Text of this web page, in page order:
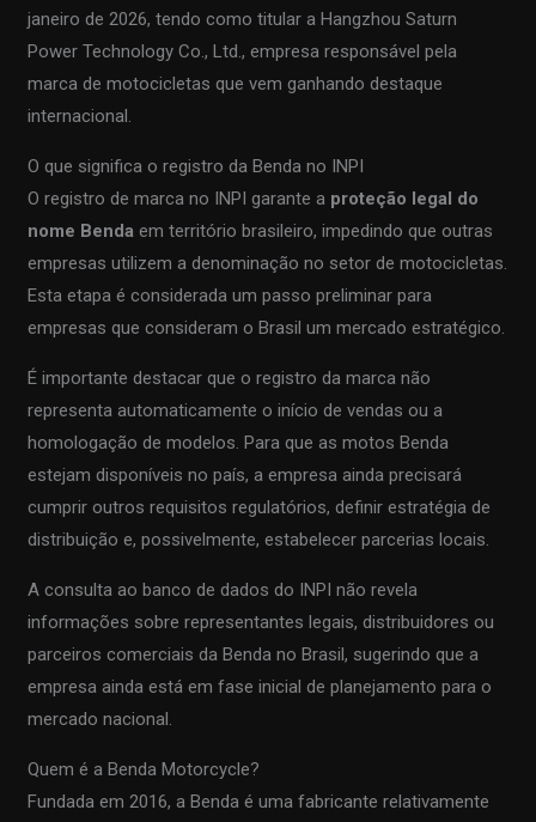
janeiro de 2026, tendo como titular a Hangzhou Saturn
Power Technology Co., Ltd., empresa responsável pela
marca de motocicletas que vem ganhando destaque
internacional.
O que significa o registro da Benda no INPI
O registro de marca no INPI garante a proteção legal do
nome Benda em território brasileiro, impedindo que outras
empresas utilizem a denominação no setor de motocicletas.
Esta etapa é considerada um passo preliminar para
empresas que consideram o Brasil um mercado estratégico.
É importante destacar que o registro da marca não
representa automaticamente o início de vendas ou a
homologação de modelos. Para que as motos Benda
estejam disponíveis no país, a empresa ainda precisará
cumprir outros requisitos regulatórios, definir estratégia de
distribuição e, possivelmente, estabelecer parcerias locais.
A consulta ao banco de dados do INPI não revela
informações sobre representantes legais, distribuidores ou
parceiros comerciais da Benda no Brasil, sugerindo que a
empresa ainda está em fase inicial de planejamento para o
mercado nacional.
Quem é a Benda Motorcycle?
Fundada em 2016, a Benda é uma fabricante relativamente